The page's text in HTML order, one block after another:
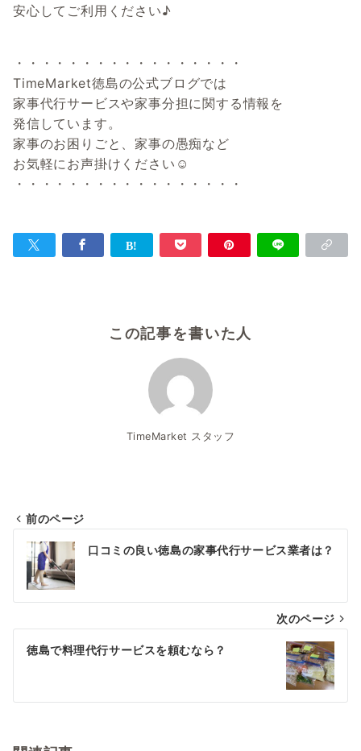
安心してご利用ください♪
・・・・・・・・・・・・・・・・・
TimeMarket徳島の公式ブログでは
家事代行サービスや家事分担に関する情報を
発信しています。
家事のお困りごと、家事の愚痴など
お気軽にお声掛けください☺️
・・・・・・・・・・・・・・・・・
この記事を書いた人
TimeMarket スタッフ
投
稿
ナ
ビ
ゲ
シ
前のページ
口コミの良い徳島の家事代行サービス業者は？
次のページ
徳島で料理代行サービスを頼むなら？